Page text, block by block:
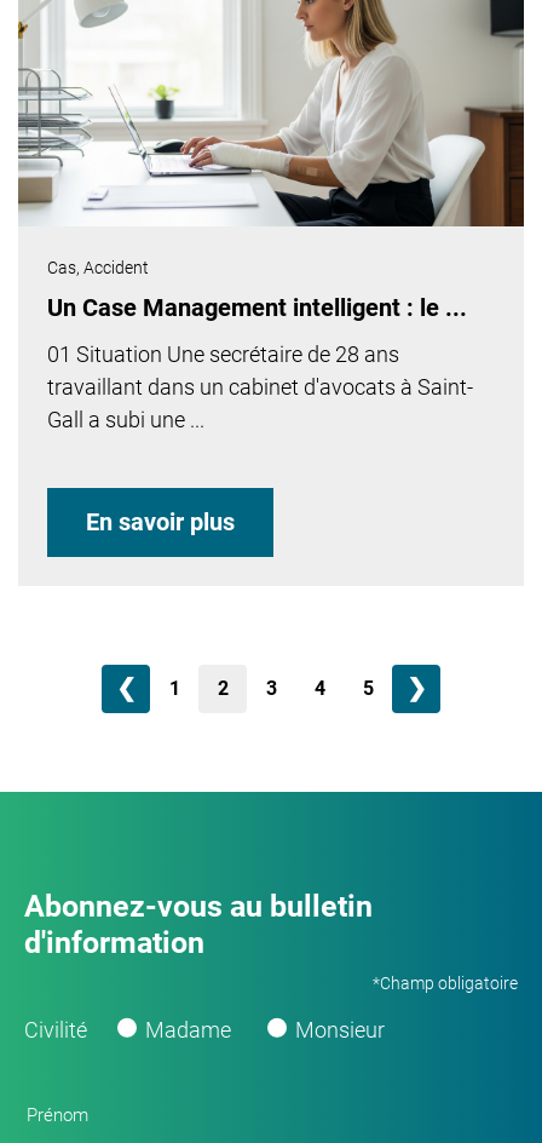
Cas, Accident
Un Case Management intelligent : le ...
01 Situation Une secrétaire de 28 ans
travaillant dans un cabinet d'avocats à Saint-
Gall a subi une ...
En savoir plus
❮ 1 2 3 4 5 ❯
Abonnez-vous au bulletin
d'information
*Champ obligatoire
Civilité Madame Monsieur